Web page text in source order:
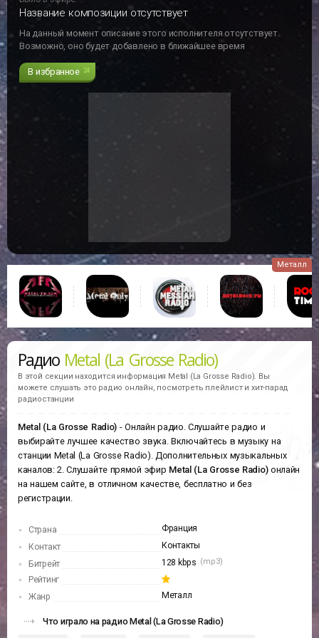
Название композиции отсутствует
На данный момент описание этого исполнителя отсутствует.
Возможно, оно будет добавлено в ближайшее время
В избранное 24
Металл
Радио Metal (La Grosse Radio)
В этой секции находится информация Metal (La Grosse Radio). Вы
можете слушать это радио онлайн, посмотреть плейлист и хит-парад
радиостанции
Metal (La Grosse Radio) - Онлайн радио. Слушайте радио и
выбирайте лучшее качество звука. Включайтесь в музыку на
станции Metal (La Grosse Radio). Дополнительных музыкальных
каналов: 2. Слушайте прямой эфир Metal (La Grosse Radio) онлайн
на нашем сайте, в отличном качестве, бесплатно и без
регистрации.
Страна
Франция
Контакт
Контакты
Битрейт
128 kbps (mp3)
Рейтинг
Жанр
Металл
Что играло на радио Metal (La Grosse Radio)